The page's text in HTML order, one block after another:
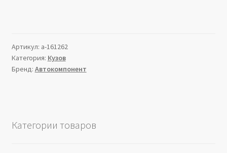
Артикул: a-161262
Категория: Кузов
Бренд: Автокомпонент
Категории товаров